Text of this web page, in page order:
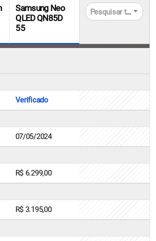
Samsung Neo
QLED QN85D
55
Pesquisar tvs
Verificado
07/05/2024
R$ 6.299,00
R$ 3.195,00